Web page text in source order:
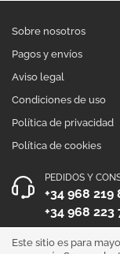
Sobre nosotros
Pagos y envíos
Aviso legal
Condiciones de uso
Política de privacidad
Política de cookies
PEDIDOS Y
+34 968 219
+34 968 223
HORARIO DE
Este sitio es para